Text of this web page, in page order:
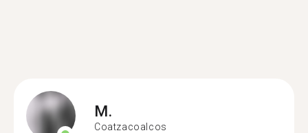
M.
Coatzacoalcos